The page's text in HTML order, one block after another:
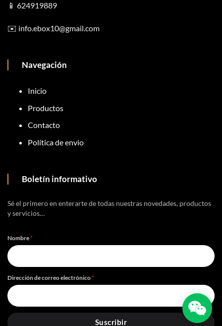
📱 624919889
✉️ info.ebox10@gmail.com
Navegación
Inicio
Productos
Contacto
Política de envio
Boletín informativo
Sé el primero en enterarte de todas nuestras novedades, productos
y servicios…
Nombre*
Dirección de correo electrónico*
Suscribir